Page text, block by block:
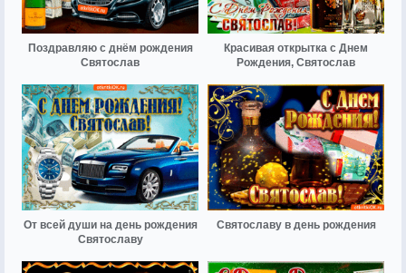
Поздравляю с днём рождения
Святослав
Красивая открытка с Днем
Рождения, Святослав
От всей души на день рождения
Святославу
Святославу в день рождения